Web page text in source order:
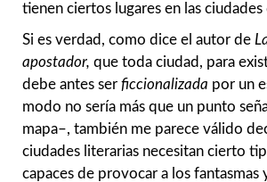
tienen ciertos lugares en las
Si es verdad, como dice el autor de
apostador, que toda ciudad, para
debe antes ser ficcionalizada por un
modo no sería más que un punto
mapa–, también me parece válido
ciudades literarias necesitan cierto
capaces de provocar a los fantasmas